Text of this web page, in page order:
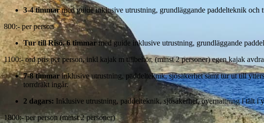
3-4 timmarmed guide inklusive utrustning, grundläggande paddelteknik och
800:- per person
Tur till Risö. 6 timmarmed guide inklusive utrustning, grundläggande
1100:- ord pris per person, inkl kajak m tillbehör, (minst 2 personer) egen kajak
7-8 timmar inklusive utrustning, paddelteknik, sjösäkerhet samt tur ut till
torrdräkt ingår.
2 dagars: Inklusive utrustning, paddelteknik, sjösäkerhet, övernattning i tält i
1800:- per person (minst 2 personer)